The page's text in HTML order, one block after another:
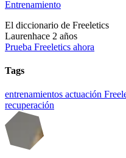
Entrenamiento
El diccionario de Freeletics
Laurenhace 2 años
Prueba Freeletics ahora
Tags
entrenamientos actuación
recuperación